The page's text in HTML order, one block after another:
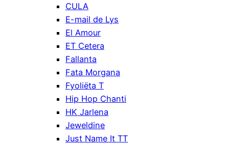
CULA
E-mail de Lys
El Amour
ET Cetera
Fallanta
Fata Morgana
Fyoliëta T
Hip Hop Chanti
HK Jarlena
Jeweldine
Just Name It TT